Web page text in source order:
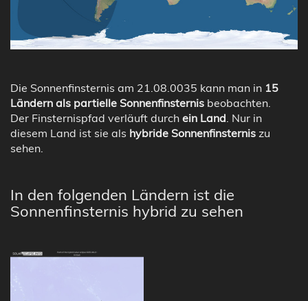
Die Sonnenfinsternis am 21.08.0035 kann man in 15
Ländern als partielle Sonnenfinsternis beobachten.
Der Finsternispfad verläuft durch ein Land . Nur in
diesem Land ist sie als hybride Sonnenfinsternis zu
sehen.
In den folgenden Ländern ist die
Sonnenfinsternis hybrid zu sehen